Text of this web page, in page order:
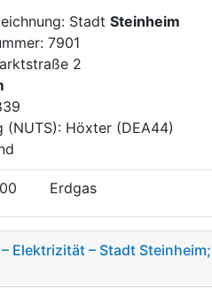
Stadt Steinheim
7901
2
(NUTS): Höxter (DEA44)
Erdgas
Elektrizität – Stadt